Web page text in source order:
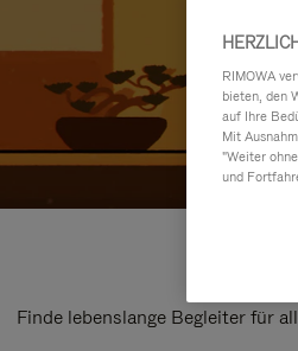
Finde lebenslange Begleiter für
RIMOWA
bieten, den
auf Ihre
Mit
"Weiter
und